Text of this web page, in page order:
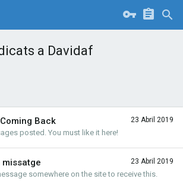
a Davidaf
23 Abril 2019
Back
posted. You must like it here!
23 Abril 2019
missatge
somewhere on the site to receive this.